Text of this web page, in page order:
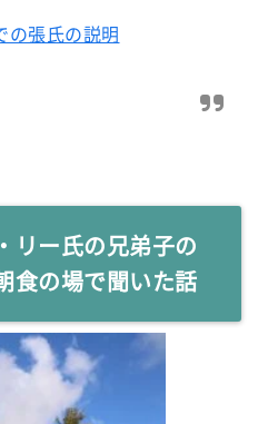
の張氏の説明
リー氏の兄弟子の
食の場で聞いた話